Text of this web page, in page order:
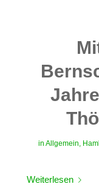
in Allgemein
Weiterlesen